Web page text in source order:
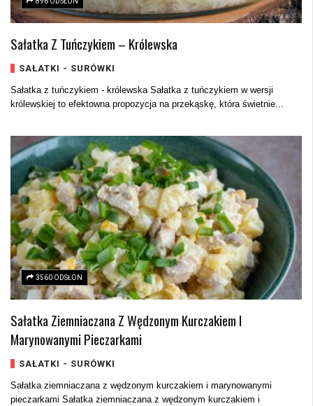
Sałatka Z Tuńczykiem – Królewska
SAŁATKI - SURÓWKI
Sałatka z tuńczykiem - królewska Sałatka z tuńczykiem w wersji
królewskiej to efektowna propozycja na przekąskę, która świetnie...
3560 ODSŁON
Sałatka Ziemniaczana Z Wędzonym Kurczakiem I
Marynowanymi Pieczarkami
SAŁATKI - SURÓWKI
Sałatka ziemniaczana z wędzonym kurczakiem i marynowanymi
pieczarkami Sałatka ziemniaczana z wędzonym kurczakiem i